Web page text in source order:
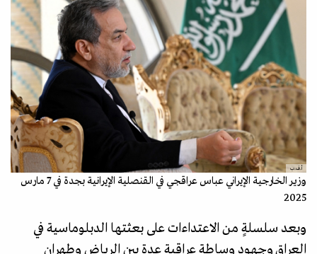
أ.ف.ب
وزير الخارجية الإيراني عباس عراقجي في القنصلية الإيرانية بجدة في 7 مارس
2025
وبعد سلسلةٍ من الاعتداءات على بعثتها الدبلوماسية في
العراق وجهود وساطة عراقية عدة بين الرياض وطهران